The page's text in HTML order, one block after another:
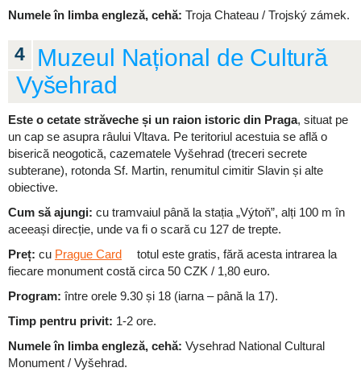
Numele în limba engleză, cehă: Troja Chateau / Trojský zámek.
4
Muzeul Național de Cultură
Vyšehrad
Este o cetate străveche și un raion istoric din Praga, situat pe
un cap se asupra râului Vltava. Pe teritoriul acestuia se află o
biserică neogotică, cazematele Vyšehrad (treceri secrete
subterane), rotonda Sf. Martin, renumitul cimitir Slavin și alte
obiective.
Cum să ajungi: cu tramvaiul până la stația „Výtoň”, alți 100 m în
aceeași direcție, unde va fi o scară cu 127 de trepte.
Preț: cu Prague Card
totul este gratis, fără acesta intrarea la
fiecare monument costă circa 50 CZK / 1,80 euro.
Program: între orele 9.30 și 18 (iarna – până la 17).
Timp pentru privit: 1-2 ore.
Numele în limba engleză, cehă: Vysehrad National Cultural
Monument / Vyšehrad.